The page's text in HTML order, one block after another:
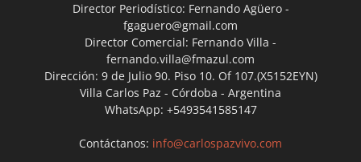
Director Periodístico: Fernando Agüero -
fgaguero@gmail.com
Director Comercial: Fernando Villa -
fernando.villa@fmazul.com
Dirección: 9 de Julio 90. Piso 10. Of 107.(X5152EYN)
Villa Carlos Paz - Córdoba - Argentina
WhatsApp: +5493541585147
Contáctanos: info@carlospazvivo.com